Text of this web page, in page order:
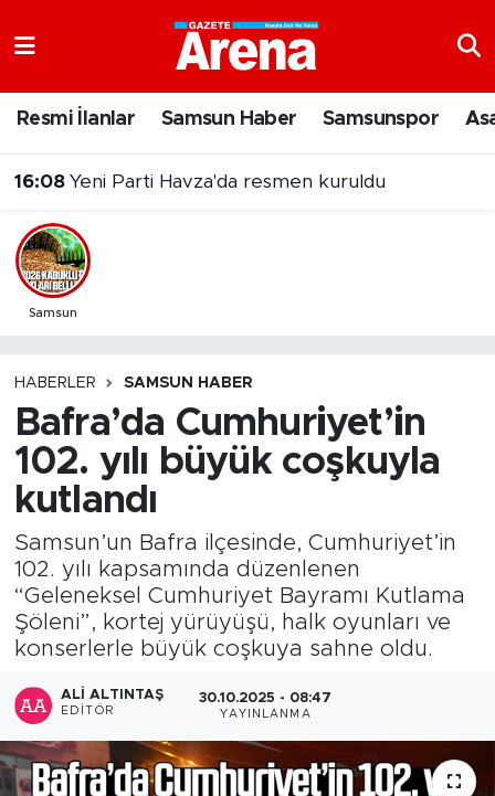
Resmi İlanlar Samsun Haber Samsunspor
16:08 Yeni Parti Havza'da resmen kuruldu
Samsun
HABERLER SAMSUN HABER
Bafra’da Cumhuriyet’in
102. yılı büyük coşkuyla
kutlandı
Samsun’un Bafra ilçesinde, Cumhuriyet’in
102. yılı kapsamında düzenlenen
“Geleneksel Cumhuriyet Bayramı Kutlama
Şöleni”, kortej yürüyüşü, halk oyunları ve
konserlerle büyük coşkuya sahne oldu.
ALI ALTINTAŞ
EDITÖR
30.10.2025 - 08:47
YAYINLANMA
Trafik Durumu
Süper Lig Puan Durumu ve Fikstür
Son Dakika Haberleri
Haber Arşivi